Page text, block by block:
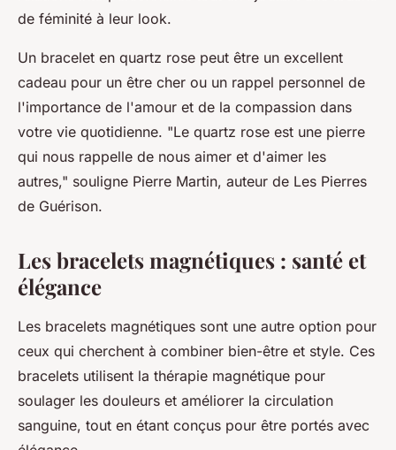
de féminité à leur look.
Un bracelet en quartz rose peut être un excellent
cadeau pour un être cher ou un rappel personnel de
l'importance de l'amour et de la compassion dans
votre vie quotidienne. "Le quartz rose est une pierre
qui nous rappelle de nous aimer et d'aimer les
autres," souligne Pierre Martin, auteur de Les Pierres
de Guérison.
Les bracelets magnétiques : santé et
élégance
Les bracelets magnétiques sont une autre option pour
ceux qui cherchent à combiner bien-être et style. Ces
bracelets utilisent la thérapie magnétique pour
soulager les douleurs et améliorer la circulation
sanguine, tout en étant conçus pour être portés avec